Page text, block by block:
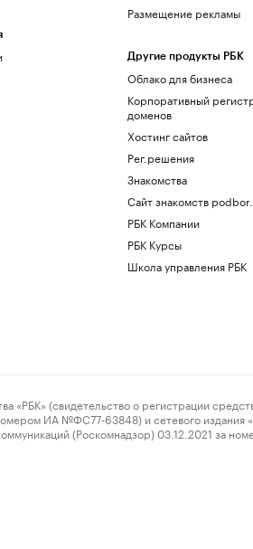
Размещение рекламы
Другие продукты РБК
Облако для бизнеса
Корпоративный
доменов
Хостинг сайтов
Рег.решения
Знакомства
Сайт знакомств
РБК Компании
РБК Курсы
Школа управления РБК
(свидетельство о регистрации
ИА №ФС77-63848) и сетевого издания
(Роскомнадзор) 03.12.2021 за